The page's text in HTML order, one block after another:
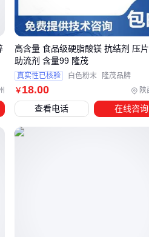
禽类需要更多游
反刍动物能利用
与养殖品种匹配
建议优先选择有明
品虽然单价可能略
￥ 18.00 陕
高含量 食品级硬脂酸镁 抗结剂 压
助流剂 含量99 隆茂
真实性已核验 白色粉末 隆茂品牌
查看电话 在线咨询